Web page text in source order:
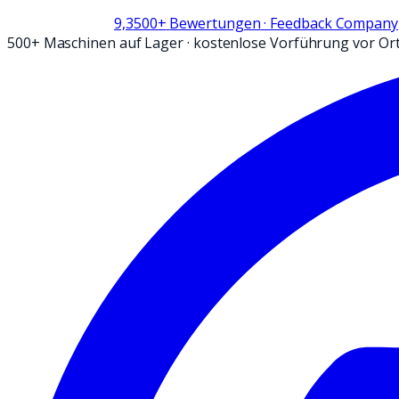
9,3500+ Bewertungen· Feedback Company
500+ Maschinen auf Lager· kostenlose Vorführung vor